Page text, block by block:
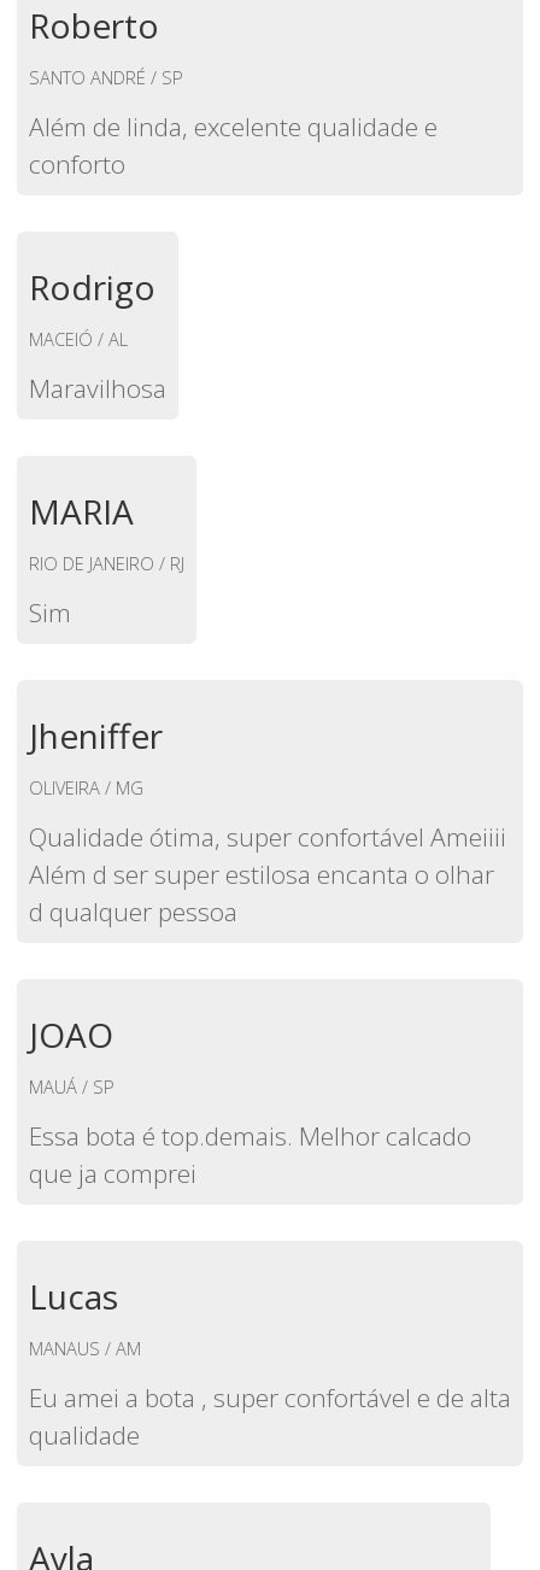
Roberto
SANTO ANDRÉ / SP
Além de linda, excelente qualidade e
conforto
Rodrigo
MACEIÓ / AL
Maravilhosa
MARIA
RIO DE JANEIRO / RJ
Sim
Jheniffer
OLIVEIRA / MG
Qualidade ótima, super confortável Ameiiii
Além d ser super estilosa encanta o olhar
d qualquer pessoa
JOAO
MAUÁ / SP
Essa bota é top.demais. Melhor calcado
que ja comprei
Lucas
MANAUS / AM
Eu amei a bota , super confortável e de alta
qualidade
Ayla